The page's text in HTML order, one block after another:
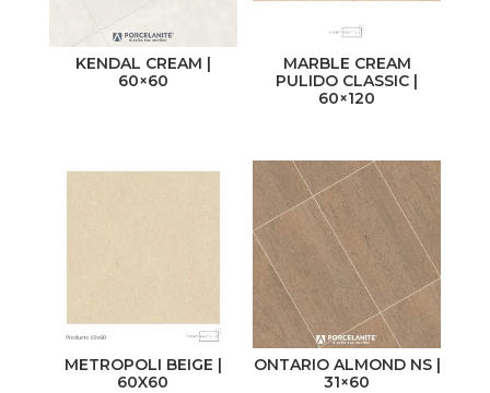
KENDAL CREAM |
60×60
MARBLE CREAM
PULIDO CLASSIC |
60×120
METROPOLI BEIGE |
60X60
ONTARIO ALMOND NS |
31×60